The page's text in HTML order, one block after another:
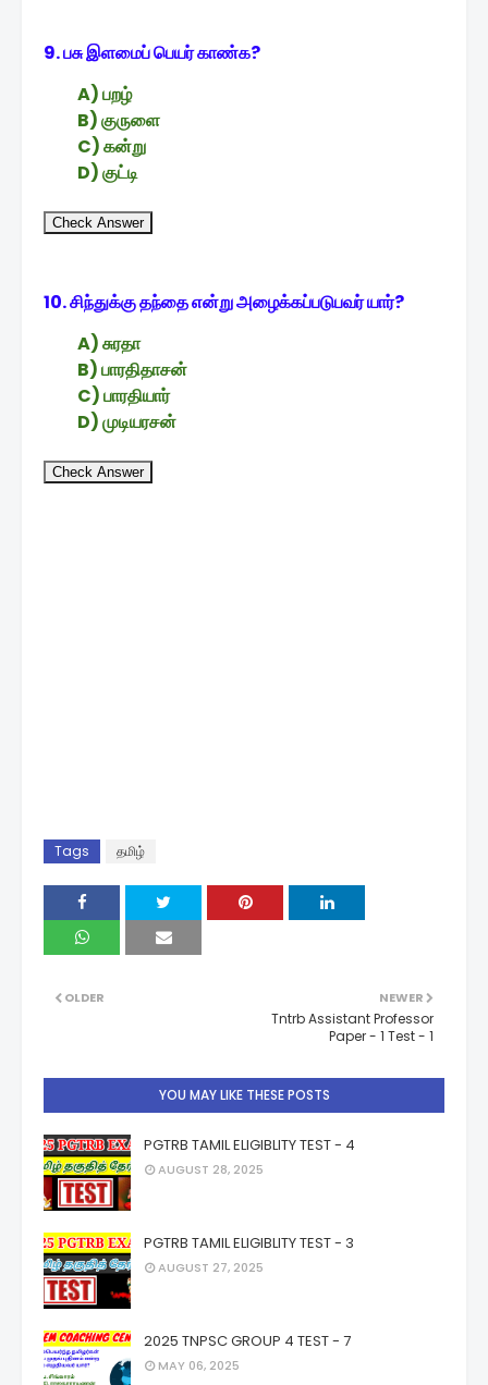
9. பசு இளமைப் பெயர் காண்க?
A) பறழ்
B) குருளை
C) கன்று
D) குட்டி
Check Answer
10. சிந்துக்கு தந்தை என்று அழைக்கப்படுபவர் யார்?
A) சுரதா
B) பாரதிதாசன்
C) பாரதியார்
D) முடியரசன்
Check Answer
Tags தமிழ்
NEWER
Tntrb Assistant Professor
Paper - 1 Test - 1
OLDER
YOU MAY LIKE THESE POSTS
PGTRB TAMIL ELIGIBLITY TEST - 4
AUGUST 28, 2025
PGTRB TAMIL ELIGIBLITY TEST - 3
AUGUST 27, 2025
2025 TNPSC GROUP 4 TEST - 7
MAY 06, 2025